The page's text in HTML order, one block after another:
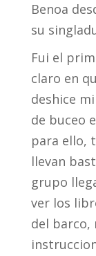
Benoa
su
Fui el
claro en
deshice
de buceo
para ello,
llevan
grupo
ver los
del barco,